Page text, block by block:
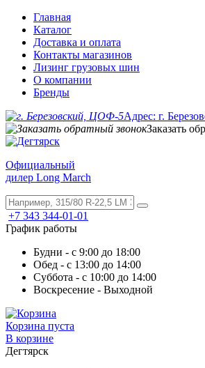
Главная
Каталог
Доставка и оплата
Контакты магазинов
Лизинг грузовых шин
О компании
Бренды
Адрес: г.
Заказать
Официальный
дилер Long March
+7 343 344-01-01
График работы
Будни - с 9:00 до 18:00
Обед - с 13:00 до 14:00
Суббота - с 10:00 до 14:00
Воскресение - Выходной
Корзина пуста
В корзине
Дегтярск